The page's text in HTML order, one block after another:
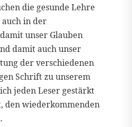
die gesunde Lehre
in der
unser Glauben
damit auch unser
der verschiedenen
Schrift zu unserem
jeden Leser gestärkt
den wiederkommenden